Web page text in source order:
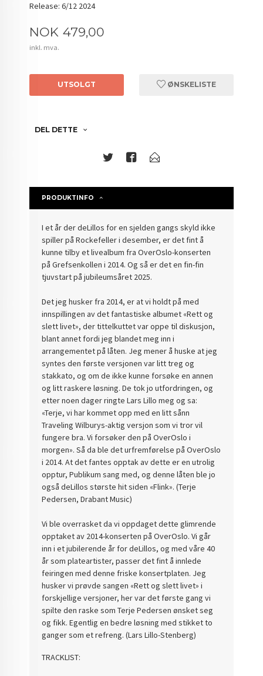
Release: 6/12 2024
Pris
NOK 479,00
inkl. mva.
UTSOLGT ØNSKELISTE
DEL DETTE
PRODUKTINFO
I et år der deLillos for en sjelden gangs skyld ikke
spiller på Rockefeller i desember, er det fint å
kunne tilby et livealbum fra OverOslo-konserten
på Grefsenkollen i 2014. Og så er det en fin-fin
tjuvstart på jubileumsåret 2025.
Det jeg husker fra 2014, er at vi holdt på med
innspillingen av det fantastiske albumet «Rett og
slett livet», der tittelkuttet var oppe til diskusjon,
blant annet fordi jeg blandet meg inn i
arrangementet på låten. Jeg mener å huske at jeg
syntes den første versjonen var litt treg og
stakkato, og om de ikke kunne forsøke en annen
og litt raskere løsning. De tok jo utfordringen, og
etter noen dager ringte Lars Lillo meg og sa:
«Terje, vi har kommet opp med en litt sånn
Traveling Wilburys-aktig versjon som vi tror vil
fungere bra. Vi forsøker den på OverOslo i
morgen». Så da ble det urfremførelse på OverOslo
i 2014. At det fantes opptak av dette er en utrolig
opptur, Publikum sang med, og denne låten ble jo
også deLillos største hit siden «Flink». (Terje
Pedersen, Drabant Music)
Vi ble overrasket da vi oppdaget dette glimrende
opptaket av 2014-konserten på OverOslo. Vi går
inn i et jubilerende år for deLillos, og med våre 40
år som plateartister, passer det fint å innlede
feiringen med denne friske konsertplaten. Jeg
husker vi prøvde sangen «Rett og slett livet» i
forskjellige versjoner, her var det første gang vi
spilte den raske som Terje Pedersen ønsket seg
og fikk. Egentlig en bedre løsning med stikket to
ganger som et refreng. (Lars Lillo-Stenberg)
TRACKLIST: